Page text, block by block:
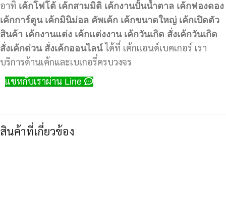
อาทิ เค้กโฟโต้ เค้กสามมิติ เค้กงานปั้นน้ำตาล เค้กฟองดอง
เค้กการ์ตูน เค้กมินิม่อล คัพเค้ก เค้กขนาดใหญ่ เค้กเปิดตัว
สินค้า เค้กงานแต่ง เค้กแต่งงาน เค้กวันเกิด สั่งเค้กวันเกิด
สั่งเค้กด่วน สั่งเค้กออนไลน์ได้ที่ เค้กแอนด์เบคเกอร์ เรา
บริการด้านเค้กและเบเกอรี่ครบวงจร
แชทกับเราผ่าน Line
สินค้าที่เกี่ยวข้อง